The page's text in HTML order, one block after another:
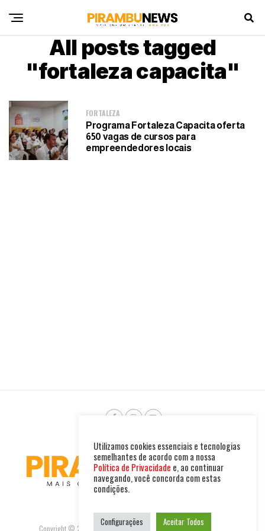
All posts tagged
"fortaleza capacita"
FORTALEZA
Programa Fortaleza Capacita oferta
650 vagas de cursos para
empreendedores locais
Copyright © 2025. Todos os direitos reservados. PIRAMBU NEWS
Utilizamos cookies essenciais e tecnologias
semelhantes de acordo com a nossa
Política de Privacidade e, ao continuar
navegando, você concorda com estas
condições.
Configurações Aceitar Todos